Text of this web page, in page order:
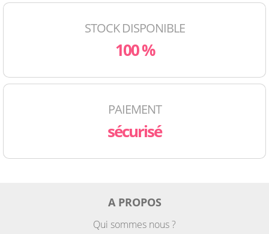
STOCK DISPONIBLE
100 %
PAIEMENT
sécurisé
A PROPOS
Qui sommes nous ?